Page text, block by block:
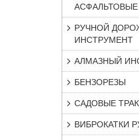
АСФАЛЬТОВЫЕ
РУЧНОЙ
ИНСТРУМЕНТ
АЛМАЗНЫЙ
БЕНЗОРЕЗЫ
САДОВЫЕ
ВИБРОКАТКИ